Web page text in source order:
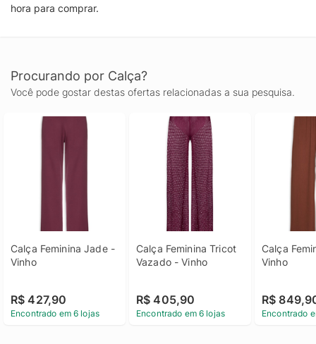
hora para comprar.
Procurando por Calça?
Você pode gostar destas ofertas relacionadas a sua pesquisa.
Calça Feminina Jade -
Vinho
R$ 427,90
Encontrado em 6 lojas
Calça Feminina Tricot
Vazado - Vinho
R$ 405,90
Encontrado em 6 lojas
Calça
Vinho
R$
Encontrado